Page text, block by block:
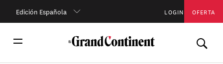
Edición Española LOGIN OFERTA